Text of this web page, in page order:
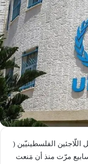
اللّاجئين الفلسطينيّين (​
مرّت منذ أن مَنعت